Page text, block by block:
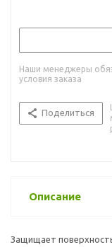
Наши менеджеры
условия заказа
Поделиться
Описание
Защищает